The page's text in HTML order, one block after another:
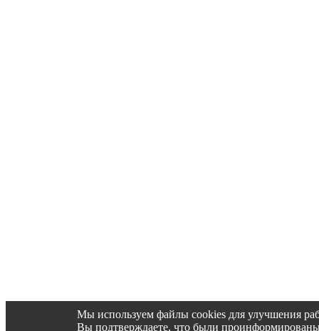
Мы используем файлы cookies для улучшения
Вы подтверждаете, что были